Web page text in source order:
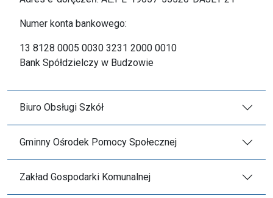
Numer konta bankowego:
13 8128 0005 0030 3231 2000 0010
Bank Spółdzielczy w Budzowie
Biuro Obsługi Szkół
Gminny Ośrodek Pomocy Społecznej
Zakład Gospodarki Komunalnej